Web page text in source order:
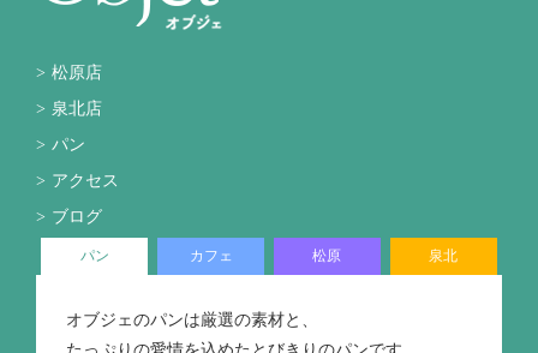
松原店
泉北店
パン
アクセス
ブログ
パン カフェ 松原 泉北
オブジェのパンは厳選の素材と、